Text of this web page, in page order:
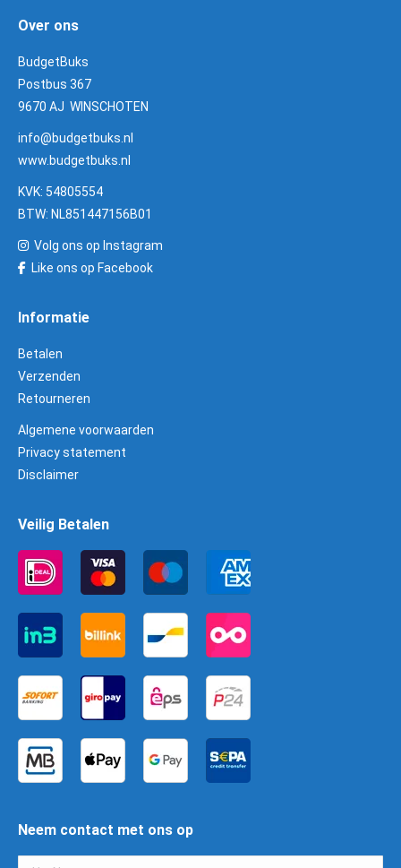
Over ons
BudgetBuks
Postbus 367
9670 AJ WINSCHOTEN
info@budgetbuks.nl
www.budgetbuks.nl
KVK: 54805554
BTW: NL851447156B01
Volg ons op Instagram
Like ons op Facebook
Informatie
Betalen
Verzenden
Retourneren
Algemene voorwaarden
Privacy statement
Disclaimer
Veilig Betalen
Neem contact met ons op